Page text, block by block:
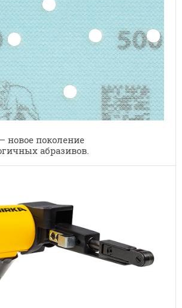
новое поколение
абразивов.